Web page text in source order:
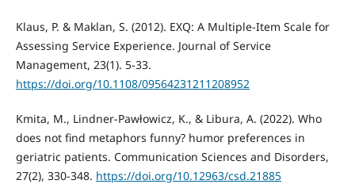
Klaus, P. & Maklan, S. (2012). EXQ: A Multiple-Item Scale for
Assessing Service Experience. Journal of Service
Management, 23(1). 5-33.
https://doi.org/10.1108/09564231211208952
Kmita, M., Lindner-Pawłowicz, K., & Libura, A. (2022). Who
does not find metaphors funny? humor preferences in
geriatric patients. Communication Sciences and Disorders,
27(2), 330-348. https://doi.org/10.12963/csd.21885